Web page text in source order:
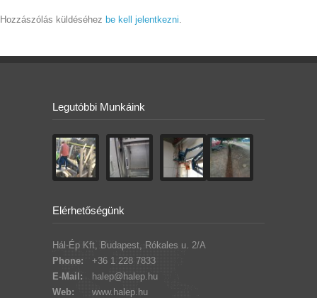
Hozzászólás küldéséhez be kell jelentkezni
Legutóbbi Munkáink
Elérhetőségünk
Hál-Ép Kft, Budapest, Rókales u. 2/A
Phone:
+36 1 228 7833
E-Mail:
halep@halep.hu
Web:
www.halep.hu